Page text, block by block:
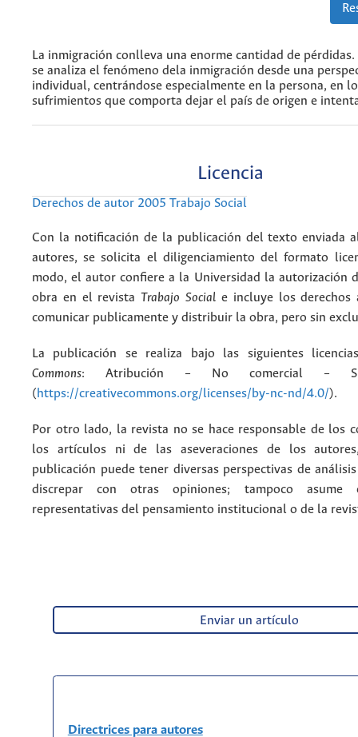
La inmigración conlleva una enorme cantidad de
se analiza el fenómeno dela inmigración desde una
individual, centrándose especialmente en la persona, en
sufrimientos que comporta dejar el país de origen e
Licencia
Derechos de autor 2005 Trabajo Social
Con la notificación de la publicación del texto enviada
autores, se solicita el diligenciamiento del formato
modo, el autor confiere a la Universidad la autorización
obra en el revistaTrabajo Social e incluye los derechos
comunicar publicamente y distribuir la obra, pero sin
La publicación se realiza bajo las siguientes
Commons: Atribución – No comercial –
(https://creativecommons.org/licenses/by-nc-nd/4.0/).
Por otro lado, la revista no se hace responsable de los
los artículos ni de las aseveraciones de los
publicación puede tener diversas perspectivas de
discrepar con otras opiniones; tampoco asume
representativas del pensamiento institucional o de la
Enviar un artículo
Directrices para autores